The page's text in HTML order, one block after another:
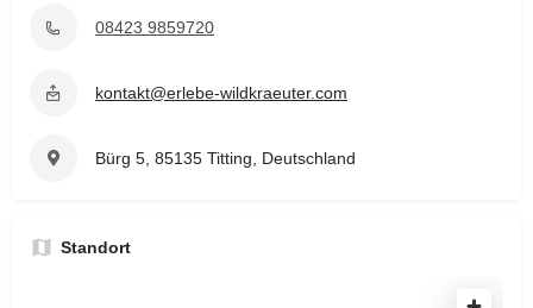
08423 9859720
kontakt@erlebe-wildkraeuter.com
Bürg 5, 85135 Titting, Deutschland
Standort